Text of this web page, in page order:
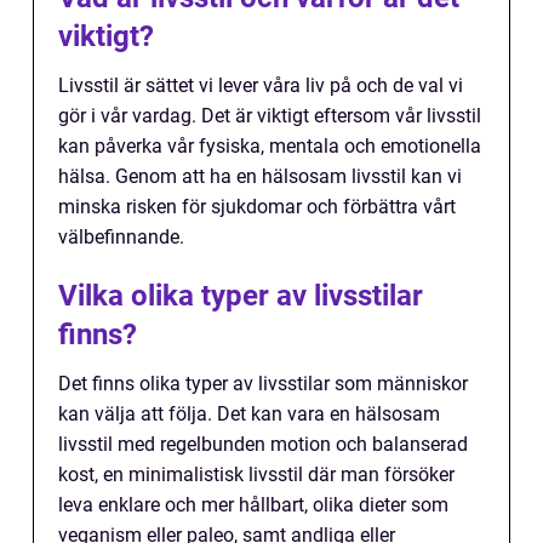
viktigt?
Livsstil är sättet vi lever våra liv på och de val vi
gör i vår vardag. Det är viktigt eftersom vår livsstil
kan påverka vår fysiska, mentala och emotionella
hälsa. Genom att ha en hälsosam livsstil kan vi
minska risken för sjukdomar och förbättra vårt
välbefinnande.
Vilka olika typer av livsstilar
finns?
Det finns olika typer av livsstilar som människor
kan välja att följa. Det kan vara en hälsosam
livsstil med regelbunden motion och balanserad
kost, en minimalistisk livsstil där man försöker
leva enklare och mer hållbart, olika dieter som
veganism eller paleo, samt andliga eller